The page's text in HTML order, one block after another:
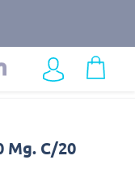
Mg. C/20